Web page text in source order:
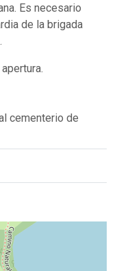
Es necesario
de la brigada
cementerio de